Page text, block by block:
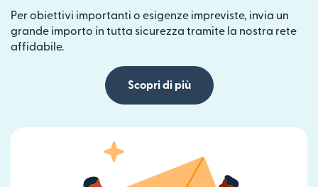
Per obiettivi importanti o esigenze impreviste, invia un
grande importo in tutta sicurezza tramite la nostra rete
affidabile.
Scopri di più